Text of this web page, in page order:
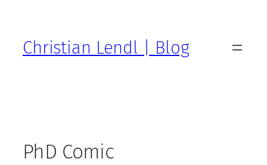
Christian Lendl | Blog
PhD Comic